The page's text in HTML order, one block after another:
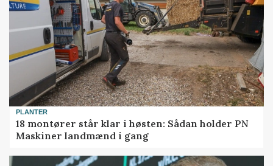
PLANTER
18 montører står klar i høsten: Sådan holder PN
Maskiner landmænd i gang